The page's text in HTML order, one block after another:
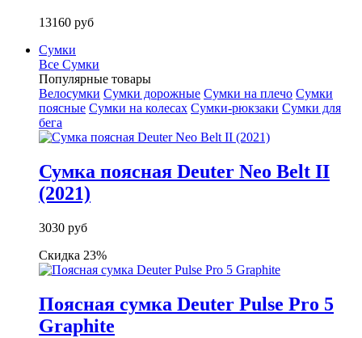
13160 руб
Сумки
Все Сумки
Популярные товары
Велосумки Сумки дорожные Сумки на плечо Сумки
поясные Сумки на колесах Сумки-рюкзаки Сумки для
бега
Сумка поясная Deuter Neo Belt II
(2021)
3030 руб
Скидка 23%
Поясная сумка Deuter Pulse Pro 5
Graphite